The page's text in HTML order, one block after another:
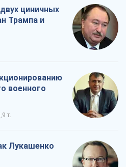
циничных
Трампа и
военного
т.
Лукашенко